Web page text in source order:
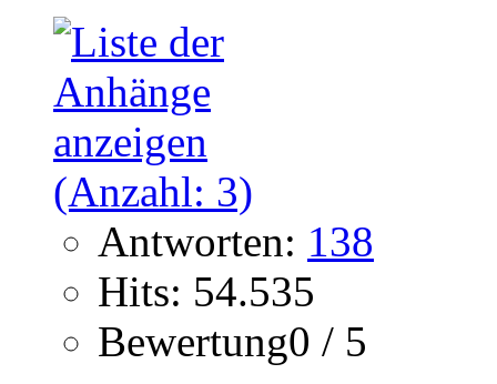
Antworten: 138
Hits: 54.535
Bewertung0 / 5